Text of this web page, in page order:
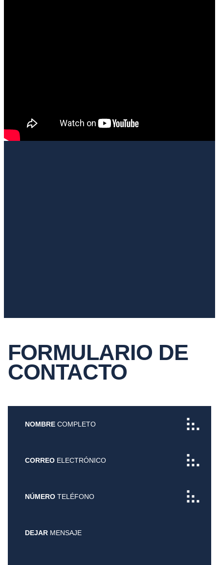
FORMULARIO DE
CONTACTO
NOMBRE COMPLETO
CORREO ELECTRÓNICO
NÚMERO TELÉFONO
DEJAR MENSAJE